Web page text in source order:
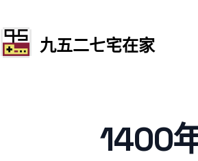
九五二七宅在家
1400